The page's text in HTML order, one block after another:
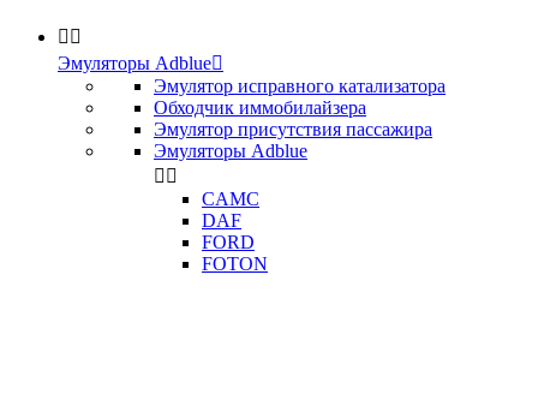
 
Эмуляторы Adblue
Эмулятор исправного катализатора
Обходчик иммобилайзера
Эмулятор присутствия пассажира
Эмуляторы Adblue
 
CAMC
DAF
FORD
FOTON